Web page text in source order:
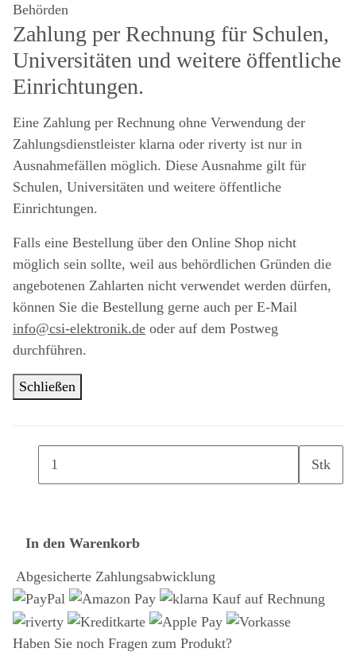
Behörden
Zahlung per Rechnung für Schulen,
Universitäten und weitere öffentliche
Einrichtungen.
Eine Zahlung per Rechnung ohne Verwendung der
Zahlungsdienstleister klarna oder riverty ist nur in
Ausnahmefällen möglich. Diese Ausnahme gilt für
Schulen, Universitäten und weitere öffentliche
Einrichtungen.
Falls eine Bestellung über den Online Shop nicht
möglich sein sollte, weil aus behördlichen Gründen die
angebotenen Zahlarten nicht verwendet werden dürfen,
können Sie die Bestellung gerne auch per E-Mail
info@csi-elektronik.de oder auf dem Postweg
durchführen.
Schließen
Stk
In den Warenkorb
Abgesicherte Zahlungsabwicklung
Haben Sie noch Fragen zum Produkt?